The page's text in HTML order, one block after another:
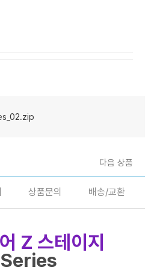
다음 상품
상품문의 배송/교환
Z 스테이지